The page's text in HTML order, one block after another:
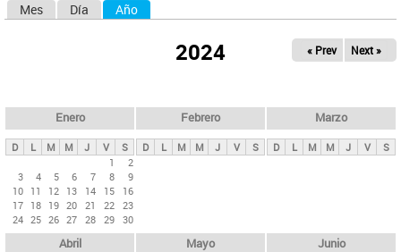
ds
p
n
Mes Día Año
2024 « Prev Next »
Enero
D L M M J V
S
1
2
3
4 5 6 7 8
9
10 11 12 13 14 15
16
17 18 19 20 21 22 23
24 25 26 27 28 29 30
Febrero
D L M M J V S
Marzo
D L M M J V S
Abril Mayo Junio